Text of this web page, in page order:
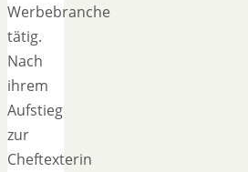
Werbebranche
tätig.
Nach
ihrem
Aufstieg
zur
Cheftexterin